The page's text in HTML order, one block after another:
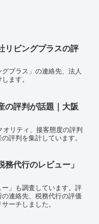
リビングプラスの評
プラス」の連絡先、法人
ます。
の評判が話題｜大阪
リティ、接客態度の評判
評判を集計しています。
代行のレビュー」
」も調査しています。評
連絡先、税務代行の評価
ーチしました。